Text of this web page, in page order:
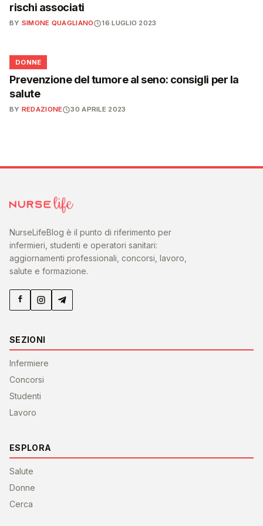
rischi associati
BY SIMONE QUAGLIANO 16 LUGLIO 2023
🌸
DONNE
Prevenzione del tumore al seno: consigli per la
salute
BY REDAZIONE 30 APRILE 2023
NurseLifeBlog è il punto di riferimento per
infermieri, studenti e operatori sanitari:
aggiornamenti professionali, concorsi, lavoro,
salute e formazione.
SEZIONI
Infermiere
Concorsi
Studenti
Lavoro
ESPLORA
Salute
Donne
Cerca